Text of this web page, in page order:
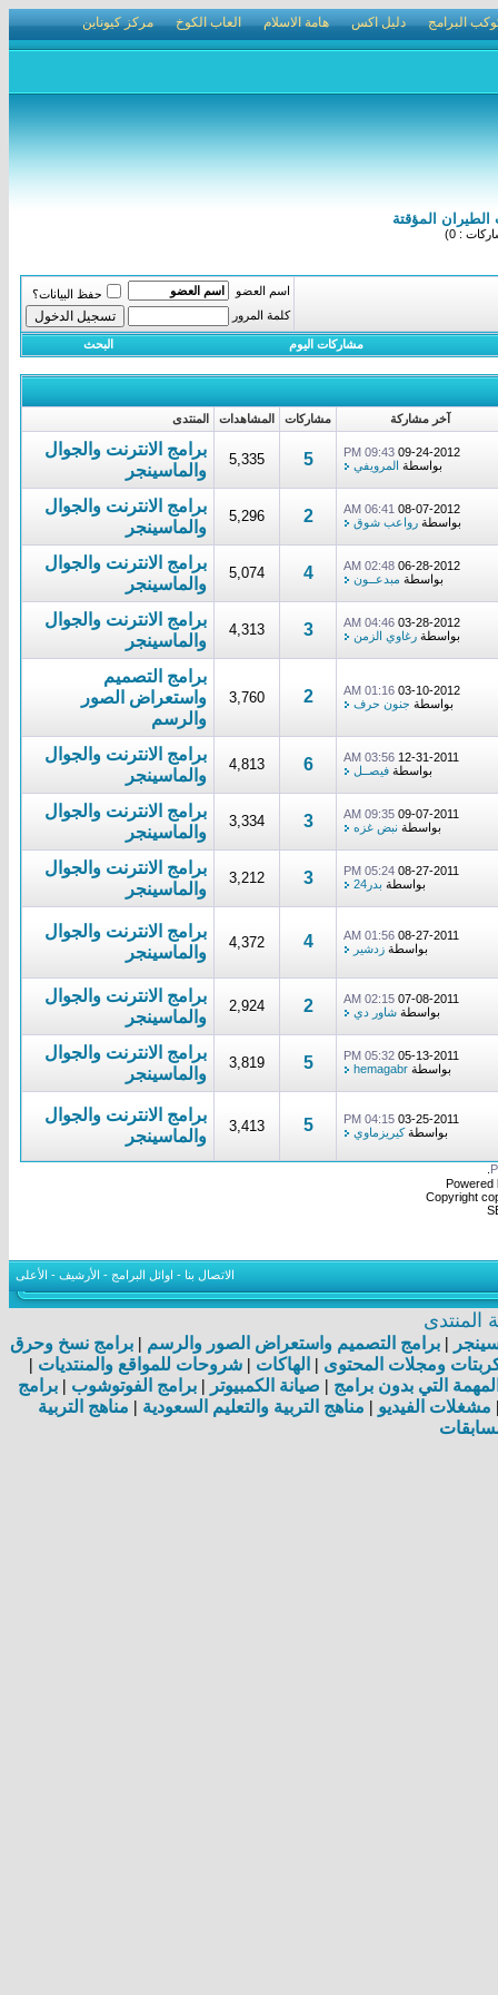
البرامج دليل اكس هامة الاسلام العاب الكوخ مركز كيوناين
المؤقتة
: 0)
اسم العضو
حفظ البيانات؟
كلمة المرور
مشاركات اليوم البحث
آخر مشاركة مشاركات المشاهدات المنتدى
09-24-2012
09:43 PM
بواسطة المرويفي 5
5,335
برامج الانترنت والجوال
والماسينجر
08-07-2012
06:41 AM
بواسطة رواعب شوق 2
5,296
برامج الانترنت والجوال
والماسينجر
06-28-2012
02:48 AM
بواسطة مبدعــون 4
5,074
برامج الانترنت والجوال
والماسينجر
03-28-2012
04:46 AM
بواسطة رغاوي الزمن 3
4,313
برامج الانترنت والجوال
والماسينجر
03-10-2012
01:16 AM
بواسطة جنون حرف 2
3,760
برامج التصميم
واستعراض الصور
والرسم
12-31-2011
03:56 AM
بواسطة فيصــل 6
4,813
برامج الانترنت والجوال
والماسينجر
09-07-2011
09:35 AM
بواسطة نبض غزه 3
3,334
برامج الانترنت والجوال
والماسينجر
08-27-2011
05:24 PM
بواسطة بدر24 3
3,212
برامج الانترنت والجوال
والماسينجر
08-27-2011
01:56 AM
بواسطة زدشير 4
4,372
برامج الانترنت والجوال
والماسينجر
07-08-2011
02:15 AM
بواسطة شاور دي 2
2,924
برامج الانترنت والجوال
والماسينجر
05-13-2011
05:32 PM
بواسطة hemagabr
5
3,819
برامج الانترنت والجوال
والماسينجر
03-25-2011
04:15 PM
بواسطةكيريزماوي 5
3,413
برامج الانترنت والجوال
والماسينجر
Powered
Copyright
الاتصال بنا - اوائل البرامج - الأرشيف - الأعلى
المنتدى
|برامج التصميم واستعراض الصور والرسم |برامج نسخ وحرق
ومجلات المحتوى | الهاكات |شروحات للمواقع والمنتديات |
التي بدون برامج | صيانة الكمبيوتر |برامج الفوتوشوب |برامج
مشغلات الفيديو | مناهج التربية والتعليم السعودية | مناهج التربية